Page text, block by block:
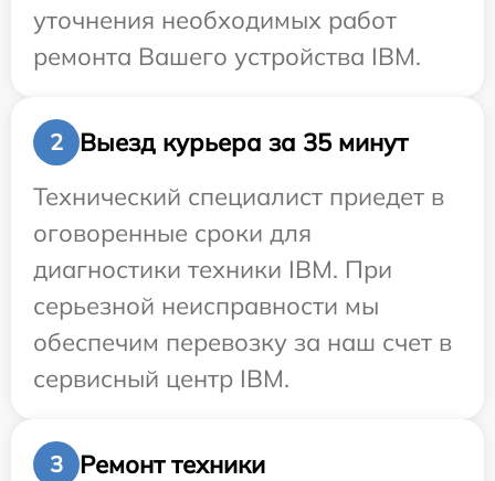
уточнения необходимых работ
ремонта Вашего устройства IBM.
2
Выезд курьера за 35 минут
Технический специалист приедет в
оговоренные сроки для
диагностики техники IBM. При
серьезной неисправности мы
обеспечим перевозку за наш счет в
сервисный центр IBM.
3
Ремонт техники